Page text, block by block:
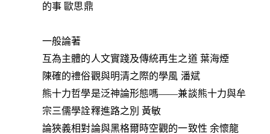
的事 歐思鼎
一般論著
互為主體的人文實踐及傳統再生之道 葉海煙
陳確的禮俗觀與明清之際的學風 潘斌
熊十力哲學是泛神論形態嗎——兼談熊十力與牟
宗三儒學詮釋進路之別 黃敏
論狹義相對論與黑格爾時空觀的一致性 余懷龍